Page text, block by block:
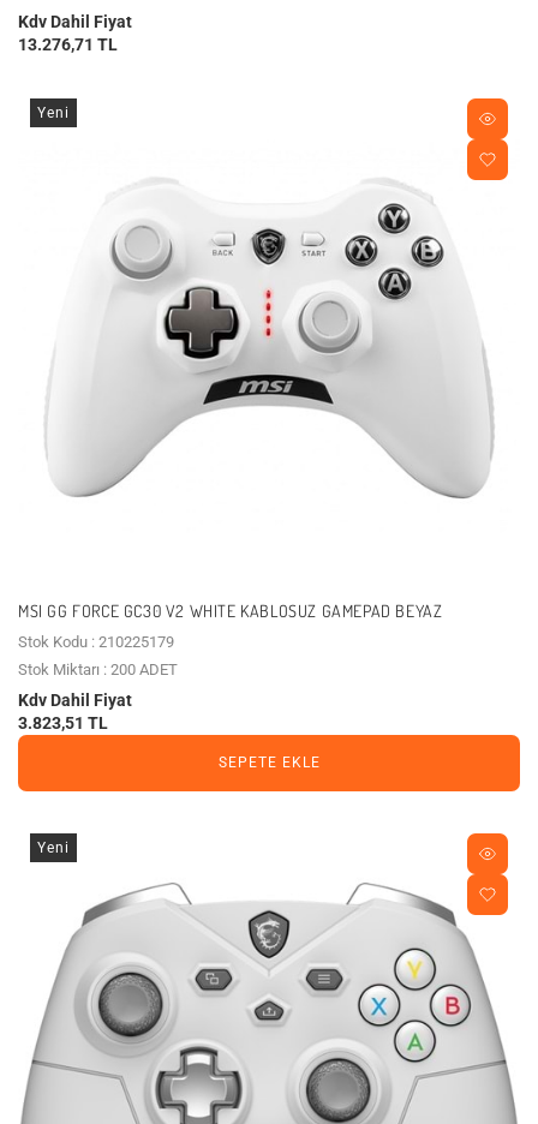
Kdv Dahil Fiyat
13.276,71 TL
Yeni
MSI GG FORCE GC30 V2 WHITE KABLOSUZ GAMEPAD BEYAZ
Stok Kodu : 210225179
Stok Miktarı : 200 ADET
Kdv Dahil Fiyat
3.823,51 TL
SEPETE EKLE
Yeni